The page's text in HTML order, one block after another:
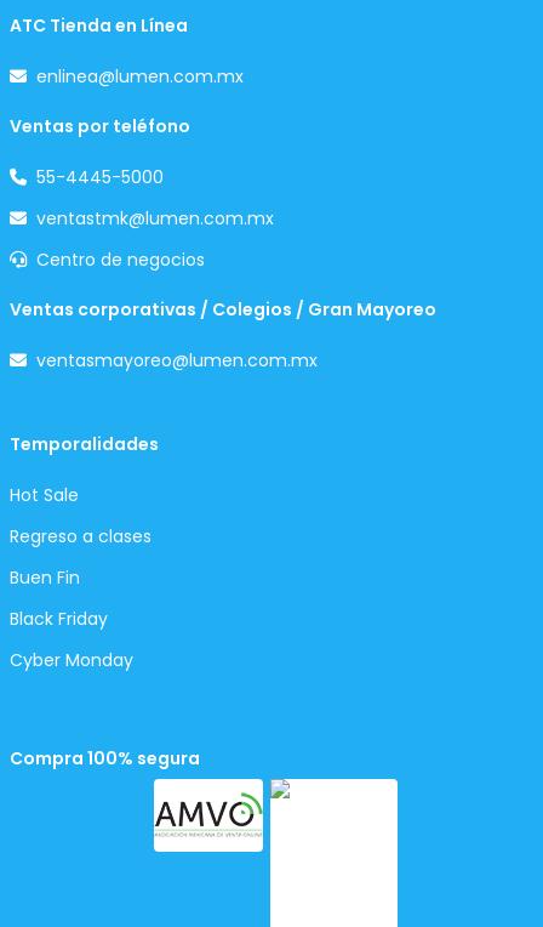
ATC Tienda en Línea
enlinea@lumen.com.mx
Ventas por teléfono
55-4445-5000
ventastmk@lumen.com.mx
Centro de negocios
Ventas corporativas / Colegios / Gran Mayoreo
ventasmayoreo@lumen.com.mx
Temporalidades
Hot Sale
Regreso a clases
Buen Fin
Black Friday
Cyber Monday
Compra 100% segura